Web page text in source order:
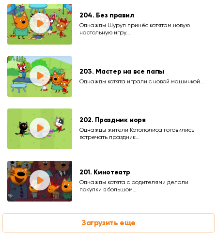
204. Без правил
Однажды Шуруп принёс котятам новую
настольную игру...
203. Мастер на все лапы
Однажды котята играли с новой машинкой...
202. Праздник моря
Однажды жители Котополиса готовились
встречать праздник…
201. Кинотеатр
Однажды котята с родителями делали
покупки в большом…
Загрузить еще